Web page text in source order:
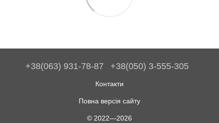
+38(063) 931-78-87 +38(050) 3-555-305
Контакти
Повна версія сайту
© 2022—2026